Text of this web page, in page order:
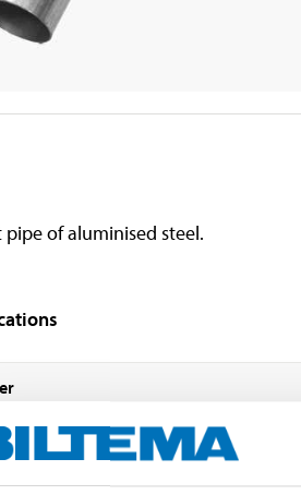
pipe of aluminised steel.